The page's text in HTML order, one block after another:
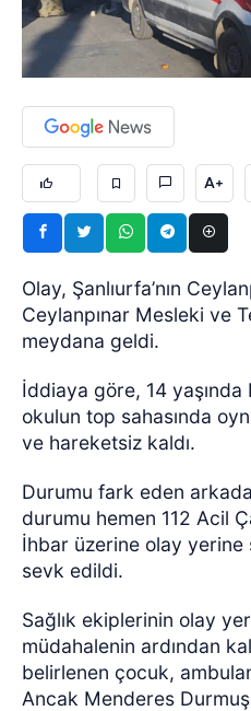
A+
Olay, Şanlıurfa’nın
Ceylanpınar Mesleki ve
meydana geldi.
İddiaya göre, 14
okulun top sahasında
ve hareketsiz kaldı.
Durumu fark eden
durumu hemen 112 Acil
İhbar üzerine olay yerine
sevk edildi.
Sağlık ekiplerinin olay
müdahalenin ardından
belirlenen çocuk,
Ancak Menderes